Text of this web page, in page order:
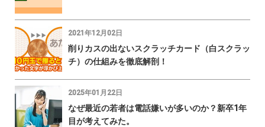
2021年12月02日
削りカスの出ないスクラッチカード（白スクラッ
チ）の仕組みを徹底解剖！
2025年01月22日
なぜ最近の若者は電話嫌いが多いのか？新卒1年
目が考えてみた。